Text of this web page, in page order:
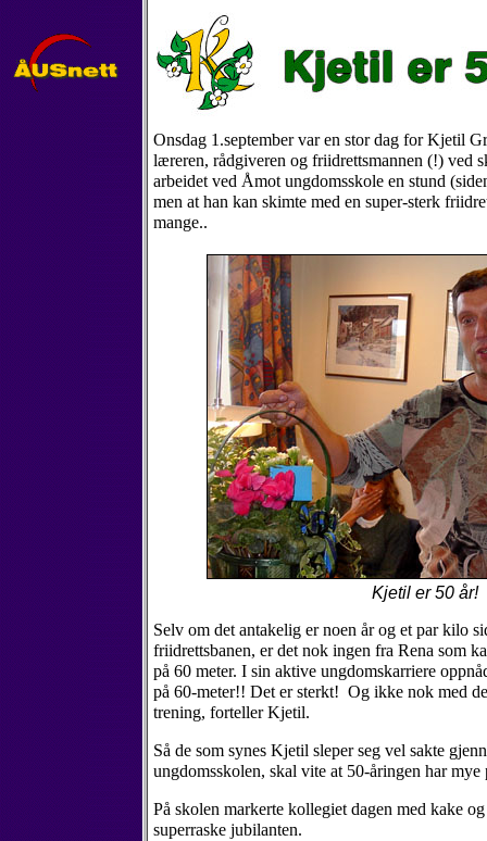
Onsdag 1.september var en stor dag for Kjetil
læreren, rådgiveren og friidrettsmannen (!) ved
arbeidet ved Åmot ungdomsskole en stund
men at han kan skimte med en super-sterk
mange..
Kjetil er 50 år!
Selv om det antakelig er noen år og et par kilo
friidrettsbanen, er det nok ingen fra Rena som
på 60 meter. I sin aktive ungdomskarriere
på 60-meter!! Det er sterkt! Og ikke nok med
trening, forteller Kjetil.
Så de som synes Kjetil sleper seg vel sakte
ungdomsskolen, skal vite at 50-åringen har mye
På skolen markerte kollegiet dagen med kake
superraske jubilanten.